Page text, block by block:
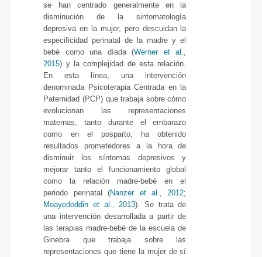
se han centrado generalmente en la
disminución de la sintomatología
depresiva en la mujer, pero descuidan la
especificidad perinatal de la madre y el
bebé como una díada (Werner et al.,
2015) y la complejidad de esta relación.
En esta línea, una intervención
denominada Psicoterapia Centrada en la
Paternidad (PCP) que trabaja sobre cómo
evolucionan las representaciones
maternas, tanto durante el embarazo
como en el posparto, ha obtenido
resultados prometedores a la hora de
disminuir los síntomas depresivos y
mejorar tanto el funcionamiento global
como la relación madre-bebé en el
periodo perinatal (Nanzer et al., 2012;
Moayedoddin et al., 2013). Se trata de
una intervención desarrollada a partir de
las terapias madre-bebé de la escuela de
Ginebra que trabaja sobre las
representaciones que tiene la mujer de sí